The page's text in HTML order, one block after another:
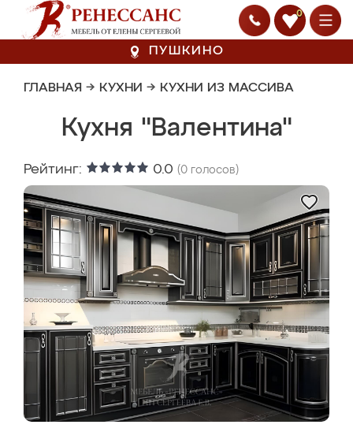
0
ПУШКИНО
ГЛАВНАЯ → КУХНИ → КУХНИ ИЗ МАССИВА
Кухня "Валентина"
Рейтинг: 0.0 (0 голосов)